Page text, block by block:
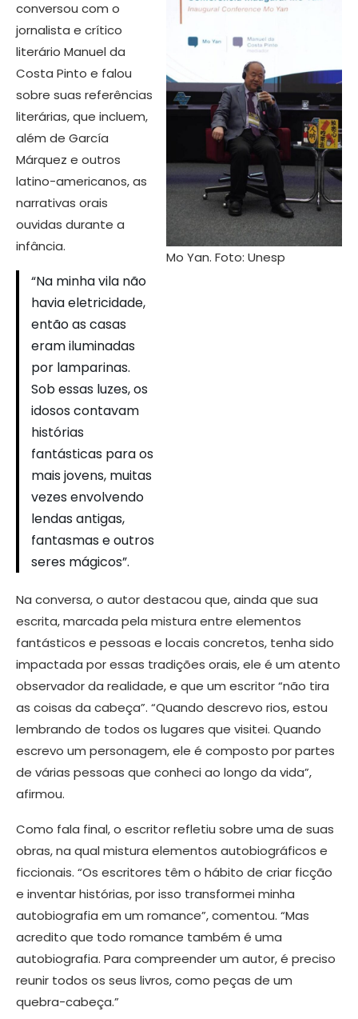
Mo Yan. Foto: Unesp
conversou com o
jornalista e crítico
literário Manuel da
Costa Pinto e falou
sobre suas referências
literárias, que incluem,
além de García
Márquez e outros
latino-americanos, as
narrativas orais
ouvidas durante a
infância.
“Na minha vila não
havia eletricidade,
então as casas
eram iluminadas
por lamparinas.
Sob essas luzes, os
idosos contavam
histórias
fantásticas para os
mais jovens, muitas
vezes envolvendo
lendas antigas,
fantasmas e outros
seres mágicos”.
Na conversa, o autor destacou que, ainda que sua
escrita, marcada pela mistura entre elementos
fantásticos e pessoas e locais concretos, tenha sido
impactada por essas tradições orais, ele é um atento
observador da realidade, e que um escritor “não tira
as coisas da cabeça”. “Quando descrevo rios, estou
lembrando de todos os lugares que visitei. Quando
escrevo um personagem, ele é composto por partes
de várias pessoas que conheci ao longo da vida”,
afirmou.
Como fala final, o escritor refletiu sobre uma de suas
obras, na qual mistura elementos autobiográficos e
ficcionais. “Os escritores têm o hábito de criar ficção
e inventar histórias, por isso transformei minha
autobiografia em um romance”, comentou. “Mas
acredito que todo romance também é uma
autobiografia. Para compreender um autor, é preciso
reunir todos os seus livros, como peças de um
quebra-cabeça.”